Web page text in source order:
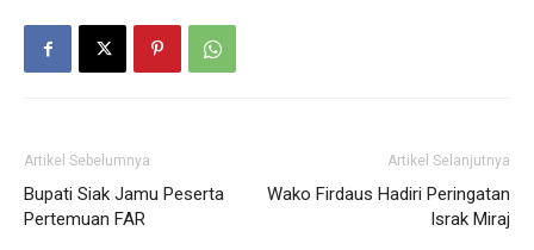
Artikel Sebelumnya
Bupati Siak Jamu Peserta
Pertemuan FAR
Artikel Selanjutnya
Wako Firdaus Hadiri Peringatan
Israk Miraj